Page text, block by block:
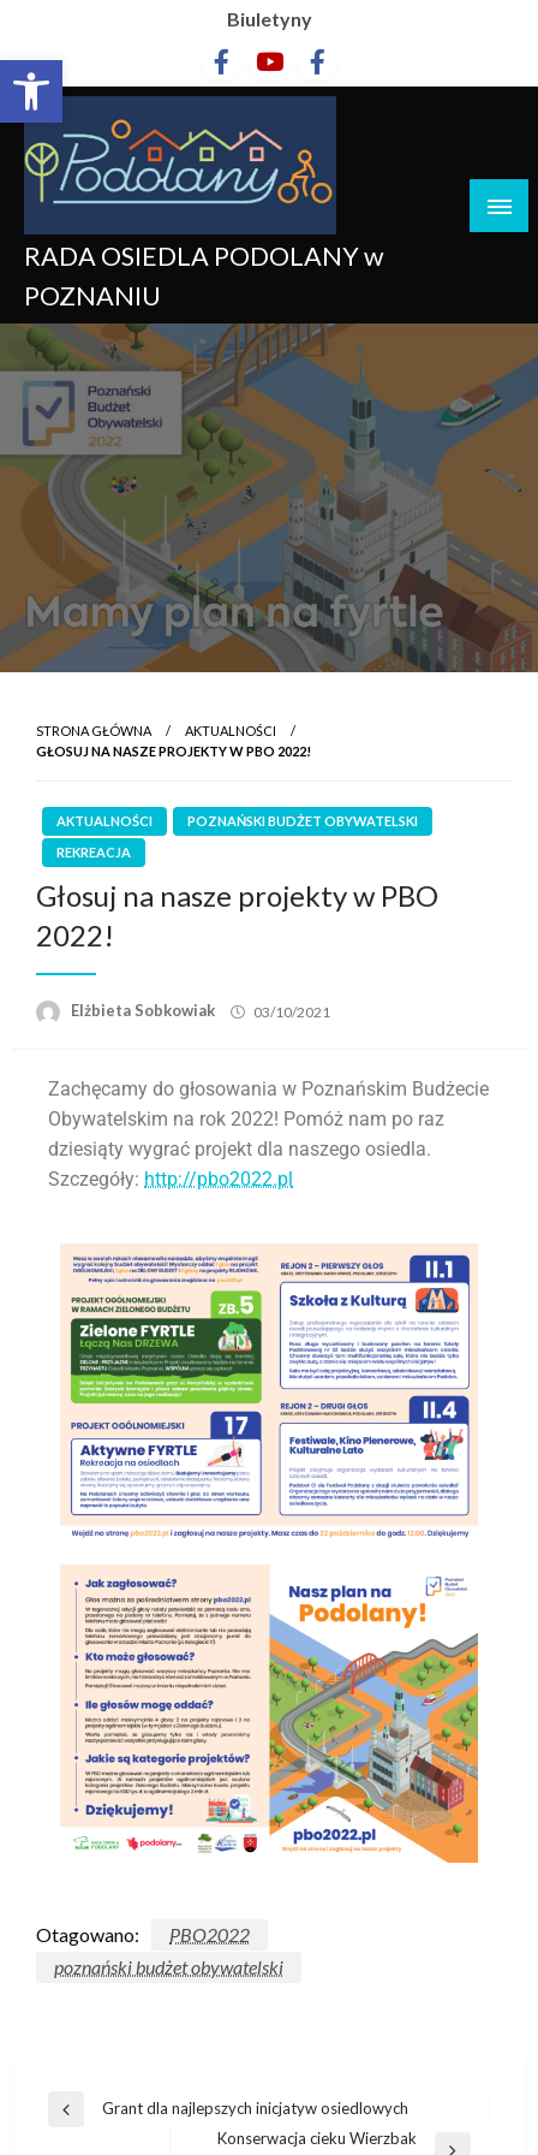
Otwórz pasek narzędzi
Biuletyny
RADA OSIEDLA PODOLANY w
POZNANIU
STRONA GŁÓWNA
AKTUALNOŚCI
GŁOSUJ NA NASZE PROJEKTY W PBO 2022!
AKTUALNOŚCI
POZNAŃSKI BUDŻET OBYWATELSKI
REKREACJA
Głosuj na nasze projekty w PBO
2022!
Elżbieta Sobkowiak 03/10/2021
Zachęcamy do głosowania w Poznańskim Budżecie
Obywatelskim na rok 2022! Pomóż nam po raz
dziesiąty wygrać projekt dla naszego osiedla.
Szczegóły: http://pbo2022.pl
Otagowano:
PBO2022
poznański budżet obywatelski
Grant dla najlepszych inicjatyw osiedlowych
Konserwacja cieku Wierzbak